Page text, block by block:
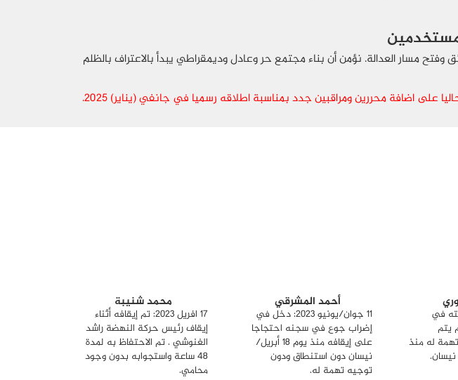
مسار العدالة. نؤمن أن بناء مجتمع حر وعادل وديمقراطي يبدأ بالاعتراف بالظلم
اضافة محررين ومراقبين جدد بمناسبة اطلاقه رسميا في جانفي (يناير) 2025.
في
2023، لم يتم
له منذ
أحمد المشرقي
11 جوان/يونيو 2023: دخل في
إضراب جوع في سجنه احتجاجا
على إيقافه منذ يوم 18 أبريل/
نيسان دون استنطاق ودون
توجيه تهمة له.
محمد شنيبة
17 افريل 2023: تم إيقافه أثناء
إيقاف رئيس حركة النهضة راشد
الغنوشي . تم الاحتفاظ به لمدة
48 ساعة واستجوابه بدون وجود
محامي.